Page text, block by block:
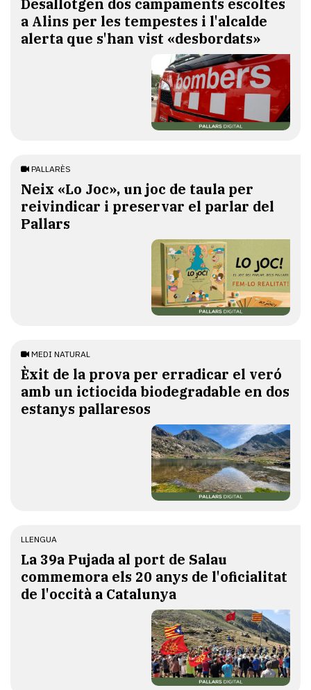
​Desallotgen dos campaments escoltes
a Alins per les tempestes i l'alcalde
alerta que s'han vist «desbordats»
PALLARÈS
​Neix «Lo Joc», un joc de taula per
reivindicar i preservar el parlar del
Pallars
MEDI NATURAL
Èxit de la prova per erradicar el veró
amb un ictiocida biodegradable en dos
estanys pallaresos
LLENGUA
​La 39a Pujada al port de Salau
commemora els 20 anys de l'oficialitat
de l'occità a Catalunya